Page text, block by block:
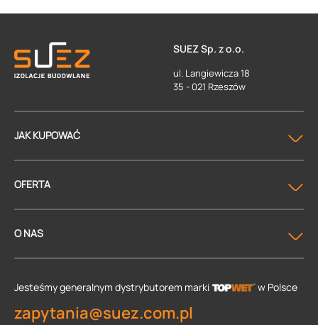
SUEZ Sp. z o.o.
ul. Langiewicza 18
35 - 021 Rzeszów
JAK KUPOWAĆ
OFERTA
O NAS
Jesteśmy generalnym dystrybutorem marki w Polsce
zapytania@suez.com.pl